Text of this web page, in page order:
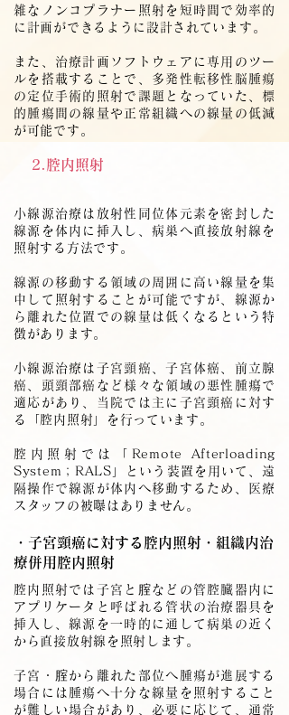
雑なノンコプラナー照射を短時間で効率的
に計画ができるように設計されています。
また、治療計画ソフトウェアに専用のツー
ルを搭載することで、多発性転移性脳腫瘍
の定位手術的照射で課題となっていた、標
的腫瘍間の線量や正常組織への線量の低減
が可能です。
重粒子治療機器について
2.腔内照射
小線源治療は放射性同位体元素を密封した
線源を体内に挿入し、病巣へ直接放射線を
照射する方法です。
線源の移動する領域の周囲に高い線量を集
中して照射することが可能ですが、線源か
ら離れた位置での線量は低くなるという特
徴があります。
小線源治療は子宮頸癌、子宮体癌、前立腺
癌、頭頸部癌など様々な領域の悪性腫瘍で
適応があり、当院では主に子宮頸癌に対す
る「腔内照射」を行っています。
腔内照射では「Remote Afterloading
System；RALS」という装置を用いて、遠
隔操作で線源が体内へ移動するため、医療
スタッフの被曝はありません。
・子宮頸癌に対する腔内照射・組織内治
療併用腔内照射
腔内照射では子宮と腟などの管腔臓器内に
アプリケータと呼ばれる管状の治療器具を
挿入し、線源を一時的に通して病巣の近く
から直接放射線を照射します。
子宮・腟から離れた部位へ腫瘍が進展する
場合には腫瘍へ十分な線量を照射すること
が難しい場合があり、必要に応じて、通常